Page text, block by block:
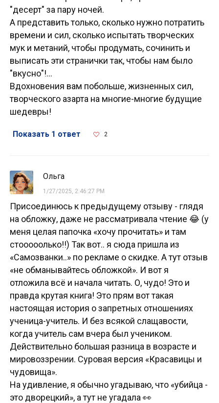
"десерт" за пару ночей.
А представить только, сколько нужно потратить
времени и сил, сколько испытать творческих
мук и метаний, чтобы продумать, сочинить и
выписать эти странички так, чтобы нам было
"вкусно"!...
Вдохновения вам побольше, жизненных сил,
творческого азарта на многие-многие будущие
шедевры!
Показать 1 ответ 2
Ольга
1/27/2025, 2:46:27 PM
Присоединюсь к предыдущему отзыву - глядя
на обложку, даже не рассматривала чтение 😂 (у
меня целая папочка «хочу прочитать» и там
стооооолько!!) Так вот.. я сюда пришла из
«Самозванки..» по рекламе о скидке. А тут отзыв
«не обманывайтесь обложкой». И вот я
отложила всё и начала читать. О, чудо! Это и
правда крутая книга! Это прям вот такая
настоящая история о запретных отношениях
ученица-учитель. И без всякой слащавости,
когда учитель сам вчера был учеником.
Действительно большая разница в возрасте и
мировоззрении. Суровая версия «Красавицы и
чудовища».
На удивление, я обычно угадываю, что «убийца -
это дворецкий», а тут не угадала 👀